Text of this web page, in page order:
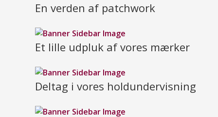
En verden af patchwork
Et lille udpluk af vores mærker
Deltag i vores holdundervisning